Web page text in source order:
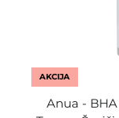
AKCIJA
Anua -